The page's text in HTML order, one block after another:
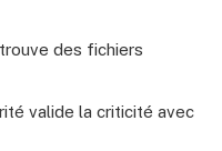
des fichiers
valide la criticité avec